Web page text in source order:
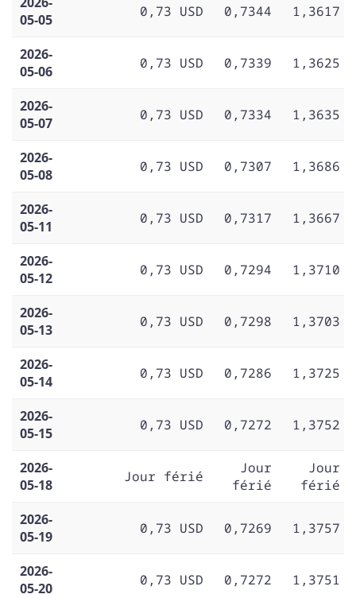
05-05
0,73 USD 0,7344 1,3617
2026-
05-06
0,73 USD 0,7339 1,3625
2026-
05-07
0,73 USD 0,7334 1,3635
2026-
05-08
0,73 USD 0,7307 1,3686
2026-
05-11
0,73 USD 0,7317 1,3667
2026-
05-12
0,73 USD 0,7294 1,3710
2026-
05-13
0,73 USD 0,7298 1,3703
2026-
05-14
0,73 USD 0,7286 1,3725
2026-
05-15
0,73 USD 0,7272 1,3752
2026-
05-18
Jour férié
Jour
férié
Jour
férié
2026-
05-19
0,73 USD 0,7269 1,3757
2026-
05-20
0,73 USD 0,7272 1,3751